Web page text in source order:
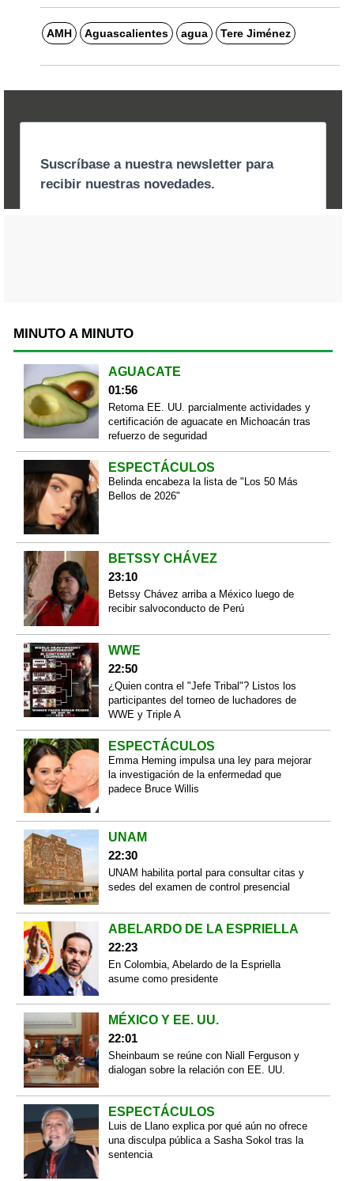
AMH Aguascalientes agua Tere Jiménez
MINUTO A MINUTO
AGUACATE
01:56
Retoma EE. UU. parcialmente actividades y
certificación de aguacate en Michoacán tras
refuerzo de seguridad
ESPECTÁCULOS
Belinda encabeza la lista de "Los 50 Más
Bellos de 2026"
BETSSY CHÁVEZ
23:10
Betssy Chávez arriba a México luego de
recibir salvoconducto de Perú
WWE
22:50
¿Quien contra el "Jefe Tribal"? Listos los
participantes del torneo de luchadores de
WWE y Triple A
ESPECTÁCULOS
Emma Heming impulsa una ley para mejorar
la investigación de la enfermedad que
padece Bruce Willis
UNAM
22:30
UNAM habilita portal para consultar citas y
sedes del examen de control presencial
ABELARDO DE LA ESPRIELLA
22:23
En Colombia, Abelardo de la Espriella
asume como presidente
MÉXICO Y EE. UU.
22:01
Sheinbaum se reúne con Niall Ferguson y
dialogan sobre la relación con EE. UU.
ESPECTÁCULOS
Luis de Llano explica por qué aún no ofrece
una disculpa pública a Sasha Sokol tras la
sentencia